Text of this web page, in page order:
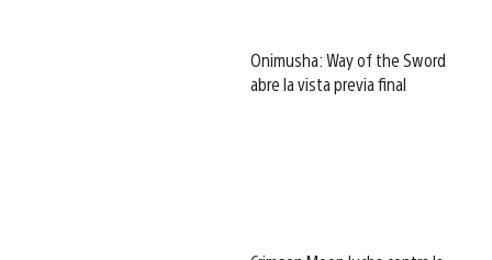
Onimusha: Way of the Sword
abre la vista previa final